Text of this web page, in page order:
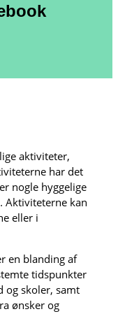
aktiviteter,
har det
nogle hyggelige
Aktiviteterne kan
eller i
en blanding af
tidspunkter
og skoler, samt
ønsker og